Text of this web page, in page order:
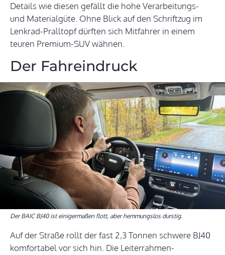
Details wie diesen gefällt die hohe Verarbeitungs-
und Materialgüte. Ohne Blick auf den Schriftzug im
Lenkrad-Pralltopf dürften sich Mitfahrer in einem
teuren Premium-SUV wähnen.
Der Fahreindruck
Der BAIC BJ40 ist einigermaßen flott, aber hemmungslos durstig.
Auf der Straße rollt der fast 2,3 Tonnen schwere BJ40
komfortabel vor sich hin. Die Leiterrahmen-